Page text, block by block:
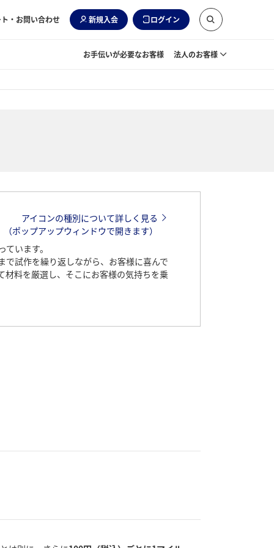
・お問い合わせ 新規入会 ログイン
お手伝いが必要なお客様 法人のお客様
アイコンの種別について詳しく見る
（ポップアップウィンドウで開きます）
います。
試作を繰り返しながら、お客様に喜んで
材料を厳選し、そこにお客様の気持ちを乗